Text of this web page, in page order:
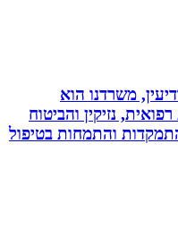
משרדנו הוא
נזיקין והביטוח
והתמחות בטיפול